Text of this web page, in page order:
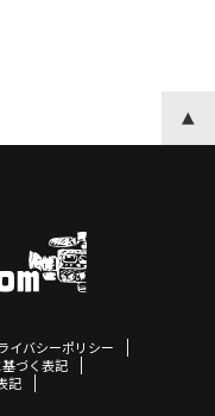
イバシーポリシー
づく表記
記